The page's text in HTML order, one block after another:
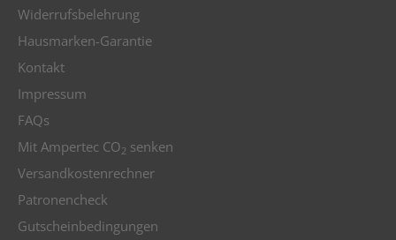
Widerrufsbelehrung
Hausmarken-Garantie
Kontakt
Impressum
FAQs
Mit Ampertec CO2 senken
Versandkostenrechner
Patronencheck
Gutscheinbedingungen